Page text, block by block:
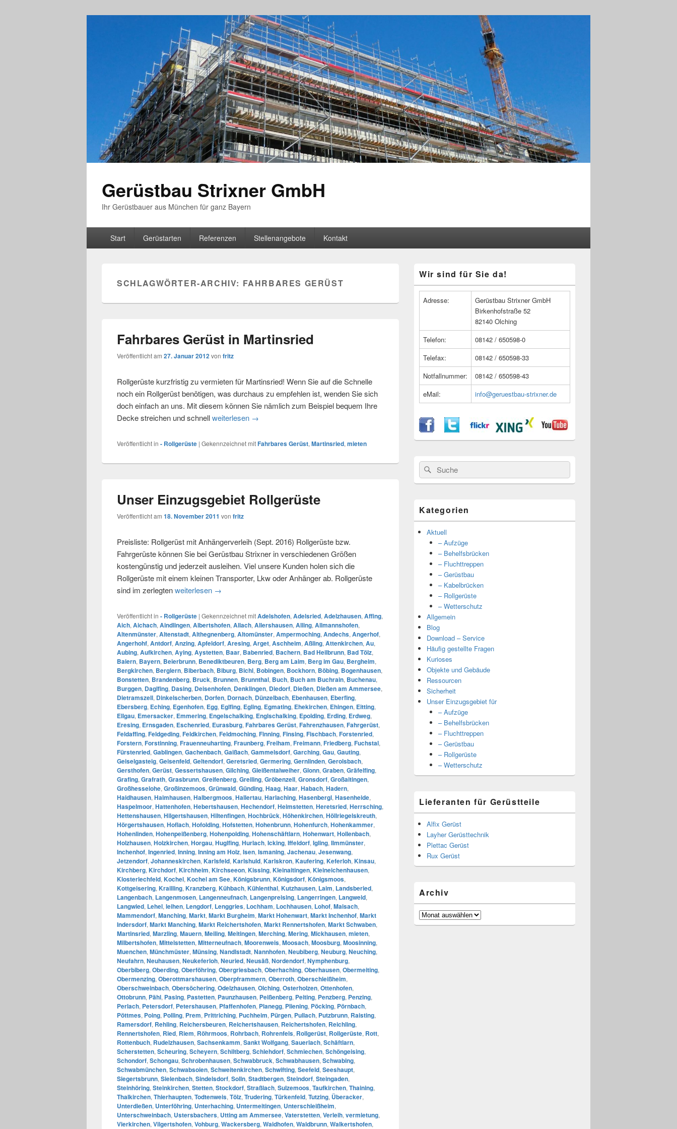
Gerüstbau Strixner GmbH
Ihr Gerüstbauer aus München für ganz Bayern
Start Gerüstarten Referenzen Stellenangebote Kontakt
SCHLAGWÖRTER-ARCHIV: FAHRBARES GERÜST
Fahrbares Gerüst in Martinsried
Veröffentlicht am 27. Januar 2012von fritz
Rollgerüste kurzfristig zu vermieten für Martinsried! Wenn Sie auf die Schnelle
noch ein Rollgerüst benötigen, was durchaus zu empfehlen ist, wenden Sie sich
doch einfach an uns. Mit diesem können Sie nämlich zum Beispiel bequem Ihre
Decke streichen und schnellweiterlesen Fahrbares Gerüst in Martinsried
→
Veröffentlicht in - Rollgerüste | Gekennzeichnet mitFahrbares Gerüst, Martinsried, mieten
Unser Einzugsgebiet Rollgerüste
Veröffentlicht am 18. November 2011 von fritz
Preisliste: Rollgerüst mit Anhängerverleih (Sept. 2016) Rollgerüste bzw.
Fahrgerüste können Sie bei Gerüstbau Strixner in verschiedenen Größen
kostengünstig und jederzeit ausleihen. Viel unsere Kunden holen sich die
Rollgerüste mit einem kleinen Transporter, Lkw oder Anhänger ab. Rollgerüste
sind im zerlegtenweiterlesen Unser Einzugsgebiet Rollgerüste
→
Veröffentlicht in - Rollgerüste | Gekennzeichnet mitAdelshofen, Adelsried, Adelzhausen, Affing,
Aich, Aichach, Aindlingen, Albertshofen, Allach, Allershausen, Alling, Allmannshofen,
Altenmünster, Altenstadt, Althegnenberg, Altomünster, Ampermoching, Andechs, Angerhof,
Angerhohf, Antdorf, Anzing, Apfeldorf, Aresing, Arget, Aschheim, Aßling, Attenkirchen, Au,
Aubing, Aufkirchen, Aying, Aystetten, Baar, Babenried, Bachern, Bad Heilbrunn, Bad Tölz,
Baiern, Bayern, Beierbrunn, Benediktbeuren, Berg, Berg am Laim, Berg im Gau, Bergheim,
Bergkirchen, Berglern, Biberbach, Biburg, Bichl, Bobingen, Bockhorn, Böbing, Bogenhausen,
Bonstetten, Brandenberg, Bruck, Brunnen, Brunnthal, Buch, Buch am Buchrain, Buchenau,
Burggen, Daglfing, Dasing, Deisenhofen, Denklingen, Diedorf, Dießen, Dießen am Ammersee,
Dietramszell, Dinkelscherben, Dorfen, Dornach, Dünzelbach, Ebenhausen, Eberfing,
Ebersberg, Eching, Egenhofen, Egg, Eglfing, Egling, Egmating, Ehekirchen, Ehingen, Eitting,
Ellgau, Emersacker, Emmering, Engelschalking, Englschalking, Epolding, Erding, Erdweg,
Eresing, Ernsgaden, Eschenried, Eurasburg, Fahrbares Gerüst, Fahrenzhausen, Fahrgerüst,
Feldaffing, Feldgeding, Feldkirchen, Feldmoching, Finning, Finsing, Fischbach, Forstenried,
Forstern, Forstinning, Frauenneuharting, Fraunberg, Freiham, Freimann, Friedberg, Fuchstal,
Fürstenried, Gablingen, Gachenbach, Gaißach, Gammelsdorf, Garching, Gau, Gauting,
Geiselgasteig, Geisenfeld, Geltendorf, Geretsried, Germering, Gernlinden, Gerolsbach,
Gersthofen, Gerüst, Gessertshausen, Gilching, Gleißentalweiher, Glonn, Graben, Gräfelfing,
Grafing, Grafrath, Grasbrunn, Greifenberg, Greiling, Gröbenzell, Gronsdorf, Großaitingen,
Großhesselohe, Großinzemoos, Grünwald, Günding, Haag, Haar, Habach, Hadern,
Haidhausen, Haimhausen, Halbergmoos, Hallertau, Harlaching, Hasenbergl, Hasenheide,
Haspelmoor, Hattenhofen, Hebertshausen, Hechendorf, Heimstetten, Heretsried, Herrsching,
Hettenshausen, Hilgertshausen, Hiltenfingen, Hochbrück, Höhenkirchen, Höllriegelskreuth,
Hörgertshausen, Hoflach, Hofolding, Hofstetten, Hohenbrunn, Hohenfurch, Hohenkammer,
Hohenlinden, Hohenpeißenberg, Hohenpolding, Hohenschäftlarn, Hohenwart, Hollenbach,
Holzhausen, Holzkirchen, Horgau, Huglfing, Hurlach, Icking, Iffeldorf, Igling, Ilmmünster,
Inchenhof, Ingenried, Inning, Inning am Holz, Isen, Ismaning, Jachenau, Jesenwang,
Jetzendorf, Johanneskirchen, Karlsfeld, Karlshuld, Karlskron, Kaufering, Keferloh, Kinsau,
Kirchberg, Kirchdorf, Kirchheim, Kirchseeon, Kissing, Kleinaitingen, Kleineichenhausen,
Klosterlechfeld, Kochel, Kochel am See, Königsbrunn, Königsdorf, Königsmoos,
Kottgeisering, Krailling, Kranzberg, Kühbach, Kühlenthal, Kutzhausen, Laim, Landsberied,
Langenbach, Langenmosen, Langenneufnach, Langenpreising, Langerringen, Langweid,
Langwied, Lehel, leihen, Lengdorf, Lenggries, Lochham, Lochhausen, Lohof, Maisach,
Mammendorf, Manching, Markt, Markt Burgheim, Markt Hohenwart, Markt Inchenhof, Markt
Indersdorf, Markt Manching, Markt Reichertshofen, Markt Rennertshofen, Markt Schwaben,
Martinsried, Marzling, Mauern, Meiling, Meitingen, Merching, Mering, Mickhausen, mieten,
Milbertshofen, Mittelstetten, Mitterneufnach, Moorenweis, Moosach, Moosburg, Moosinning,
Muenchen, Münchmüster, Münsing, Nandlstadt, Nannhofen, Neubiberg, Neuburg, Neuching,
Neufahrn, Neuhausen, Neukeferloh, Neuried, Neusäß, Nordendorf, Nymphenburg,
Oberbiberg, Oberding, Oberföhring, Obergriesbach, Oberhaching, Oberhausen, Obermeiting,
Obermenzing, Oberottmarshausen, Oberpframmern, Oberroth, Oberschleißheim,
Oberschweinbach, Obersöchering, Odelzhausen, Olching, Osterholzen, Ottenhofen,
Ottobrunn, Pähl, Pasing, Pastetten, Paunzhausen, Peißenberg, Peiting, Penzberg, Penzing,
Perlach, Petersdorf, Petershausen, Pfaffenhofen, Planegg, Pliening, Pöcking, Pörnbach,
Pöttmes, Poing, Polling, Prem, Prittriching, Puchheim, Pürgen, Pullach, Putzbrunn, Raisting,
Ramersdorf, Rehling, Reichersbeuren, Reichertshausen, Reichertshofen, Reichling,
Rennertshofen, Ried, Riem, Röhrmoos, Rohrbach, Rohrenfels, Rollgerüst, Rollgerüste, Rott,
Rottenbuch, Rudelzhausen, Sachsenkamm, Sankt Wolfgang, Sauerlach, Schäftlarn,
Scherstetten, Scheuring, Scheyern, Schiltberg, Schlehdorf, Schmiechen, Schöngeising,
Schondorf, Schongau, Schrobenhausen, Schwabbruck, Schwabhausen, Schwabing,
Schwabmünchen, Schwabsoien, Schweitenkirchen, Schwifting, Seefeld, Seeshaupt,
Siegertsbrunn, Sielenbach, Sindelsdorf, Solln, Stadtbergen, Steindorf, Steingaden,
Steinhöring, Steinkirchen, Stetten, Stockdorf, Straßlach, Sulzemoos, Taufkirchen, Thaining,
Thalkirchen, Thierhaupten, Todtenweis, Tölz, Trudering, Türkenfeld, Tutzing, Überacker,
Unterdießen, Unterföhring, Unterhaching, Untermeitingen, Unterschleißheim,
Unterschweinbach, Ustersbachers, Utting am Ammersee, Vaterstetten, Verleih, vermietung,
Vierkirchen, Vilgertshofen, Vohburg, Wackersberg, Waidhofen, Waldbrunn, Walkertshofen,
Seitenleisten
Widget-
Wir sind für Sie da!
Adresse:
Gerüstbau Strixner GmbH
Birkenhofstraße 52
82140 Olching
Telefon:
08142 / 650598-0
Telefax:
08142 / 650598-33
Notfallnummer:
08142 / 650598-43
eMail:
info@geruestbau-strixner.de
Suche
nach:
Kategorien
Aktuell
– Aufzüge
– Behelfsbrücken
– Fluchttreppen
– Gerüstbau
– Kabelbrücken
– Rollgerüste
– Wetterschutz
Allgemein
Blog
Download – Service
Häufig gestellte Fragen
Kurioses
Objekte und Gebäude
Ressourcen
Sicherheit
Unser Einzugsgebiet für
– Aufzüge
– Behelfsbrücken
– Fluchttreppen
– Gerüstbau
– Rollgerüste
– Wetterschutz
Lieferanten für Gerüstteile
Alfix Gerüst
Layher Gerüsttechnik
Plettac Gerüst
Rux Gerüst
Archiv
Archiv